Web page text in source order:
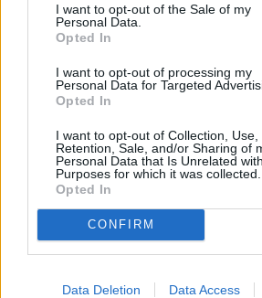
I want to opt-out of the Sale of my
Personal Data.
Opted In
I want to opt-out of processing my
Personal Data for Targeted
Opted In
I want to opt-out of Collection, Use,
Retention, Sale, and/or Sharing of
Personal Data that Is Unrelated
Purposes for which it was collected.
Opted In
CONFIRM
Data Deletion Data Access